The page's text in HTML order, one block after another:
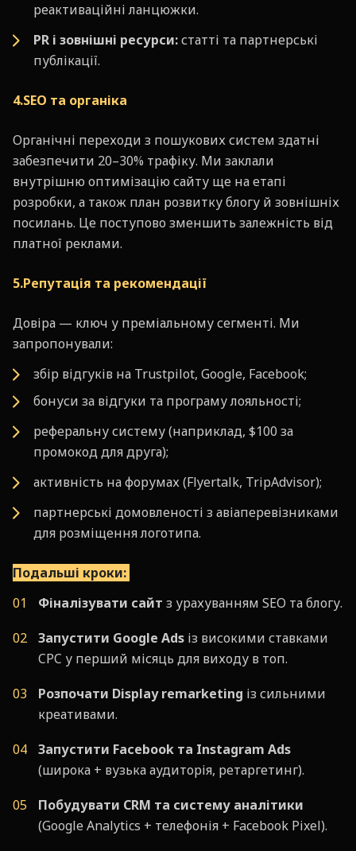
реактиваційні ланцюжки.
PR і зовнішні ресурси:статті та партнерські
публікації.
4.SEO та органіка
Органічні переходи з пошукових систем здатні
забезпечити 20–30% трафіку. Ми заклали
внутрішню оптимізацію сайту ще на етапі
розробки, а також план розвитку блогу й зовнішніх
посилань. Це поступово зменшить залежність від
платної реклами.
5.Репутація та рекомендації
Довіра — ключ у преміальному сегменті. Ми
запропонували:
збір відгуків на Trustpilot, Google, Facebook;
бонуси за відгуки та програму лояльності;
реферальну систему (наприклад, $100 за
промокод для друга);
активність на форумах (Flyertalk, TripAdvisor);
партнерські домовленості з авіаперевізниками
для розміщення логотипа.
Подальші кроки:
Фіналізувати сайт з урахуванням SEO та блогу.
Запустити Google Ads із високими ставками
CPC у перший місяць для виходу в топ.
Розпочати Display remarketing із сильними
креативами.
Запустити Facebook та Instagram Ads
(широка + вузька аудиторія, ретаргетинг).
Побудувати CRM та систему аналітики
(Google Analytics + телефонія + Facebook Pixel).